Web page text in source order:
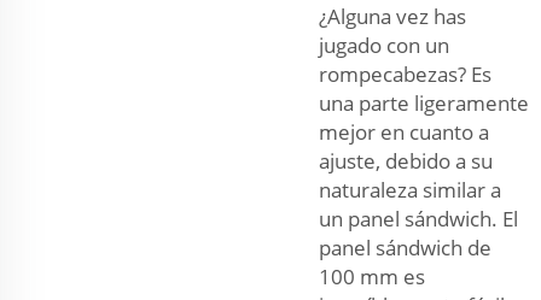
¿Alguna vez has
jugado con un
rompecabezas? Es
una parte ligeramente
mejor en cuanto a
ajuste, debido a su
naturaleza similar a
un panel sándwich. El
panel sándwich de
100 mm es